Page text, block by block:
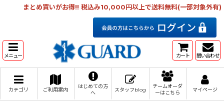
まとめ買いがお得!! 税込み10,000円以上で送料無料(一部対象外有)
メニュー カート 問い合わせ
カテゴリ ご利用案内
はじめての方
へ
スタッフblog
チームオーダ
ーはこちら
マイページ